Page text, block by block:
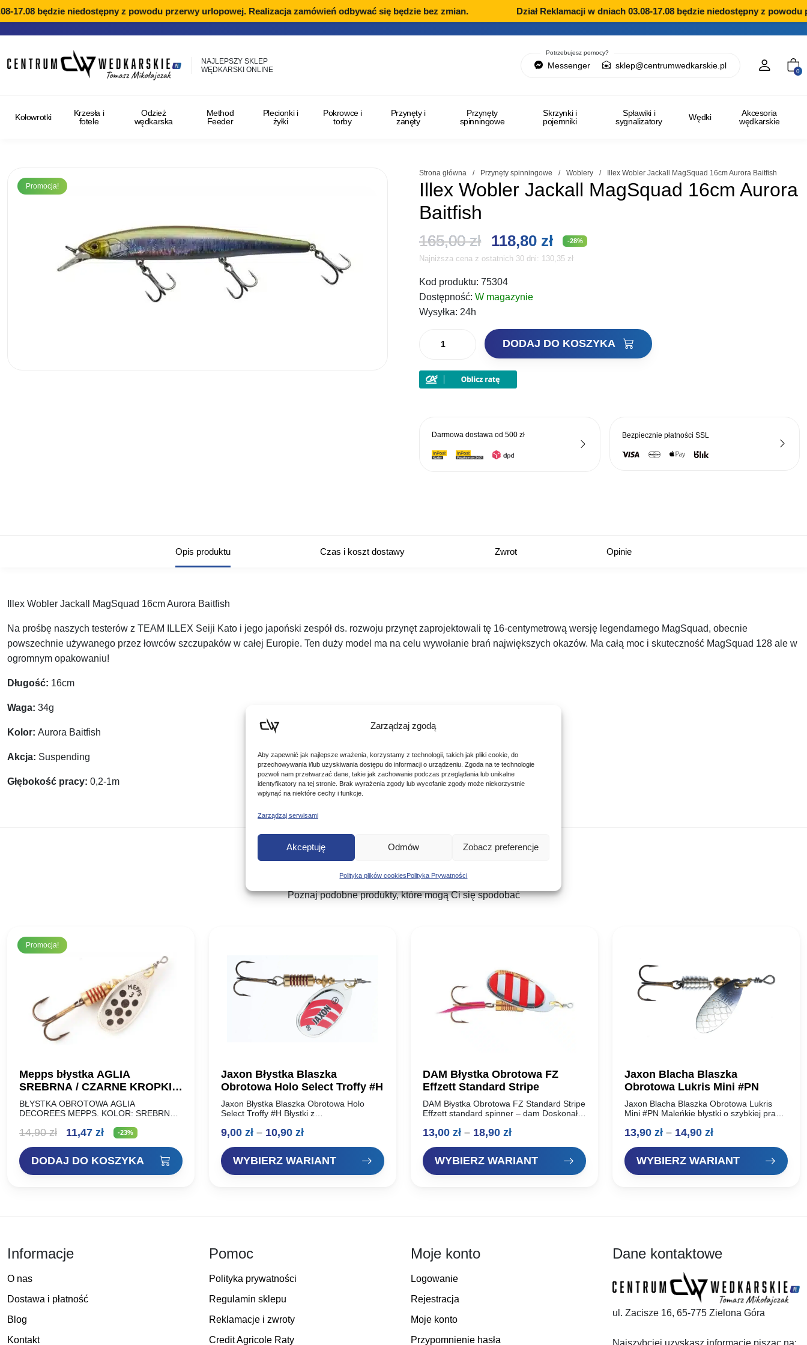
Zarządzaj zgodą
Aby zapewnić jak najlepsze wrażenia, korzystamy z technologii, takich jak pliki cookie, do
przechowywania i/lub uzyskiwania dostępu do informacji o urządzeniu. Zgoda na te technologie
pozwoli nam przetwarzać dane, takie jak zachowanie podczas przeglądania lub unikalne
identyfikatory na tej stronie. Brak wyrażenia zgody lub wycofanie zgody może niekorzystnie
wpłynąć na niektóre cechy i funkcje.
Zarządzaj serwisami
Akceptuję Odmów Zobacz preferencje
Polityka plików cookiesPolityka Prywatności
17.08 będzie niedostępny z powodu przerwy urlopowej. Realizacja zamówień odbywać się będzie bez zmian. Dział Reklamacji w dniach 03.08-17.08 będzie niedostępny z powodu
NAJLEPSZY SKLEP
WĘDKARSKI ONLINE
Potrzebujesz pomocy?
Messenger sklep@centrumwedkarskie.pl
0
Kołowrotki
Krzesła i
fotele
Odzież
wędkarska
Method
Feeder
Plecionki i
żyłki
Pokrowce i
torby
Przynęty i
zanęty
Przynęty
spinningowe
Skrzynki i
pojemniki
Spławiki i
sygnalizatory
Wędki
Akcesoria
wędkarskie
Promocja!
Strona główna / Przynęty spinningowe / Woblery / Illex Wobler Jackall MagSquad 16cm Aurora Baitfish
Illex Wobler Jackall MagSquad 16cm Aurora
Baitfish
165,00zł Pierwotna
cena
wynosiła:
118,80 złAktualna
cena
-28%
Najniższa cena z ostatnich 30 dni: 130,35 zł
Kod produktu:75304
Dostępność:W magazynie
Wysyłka:24h
Jackall
Baitfish
DODAJ DO KOSZYKA
Darmowa dostawa od500 zł Bezpiecznie płatnościSSL
Opis produktu Czas i koszt dostawy Zwrot Opinie
Illex Wobler Jackall MagSquad 16cm Aurora Baitfish
Na prośbę naszych testerów z TEAM ILLEX Seiji Kato i jego japoński zespół ds. rozwoju przynęt zaprojektowali tę 16-centymetrową wersję legendarnego MagSquad, obecnie
powszechnie używanego przez łowców szczupaków w całej Europie. Ten duży model ma na celu wywołanie brań największych okazów. Ma całą moc i skuteczność MagSquad 128 ale w
ogromnym opakowaniu!
Długość: 16cm
Waga: 34g
Kolor: Aurora Baitfish
Akcja: Suspending
Głębokość pracy: 0,2-1m
Podobne produkty
Poznaj podobne produkty, które mogą Ci się spodobać
Promocja!
Mepps błystka AGLIA
SREBRNA / CZARNE KROPKI
#1
BŁYSTKA OBROTOWA AGLIA
DECOREES MEPPS. KOLOR: SREBRNA
00 1,5 g NR 0 2,5 g NR 1 3,5 g NR…
14,90zł
Pierwotna
cena
wynosiła:
11,47 złAktualna
cena
wynosi:
-23%
DODAJ DO KOSZYKA
Jaxon Błystka Blaszka
Obrotowa Holo Select Troffy #H
Jaxon Błystka Blaszka Obrotowa Holo
Select Troffy #H Błystki z
skrzydełkiem.
9,00 zł – 10,90 złZakres
cen:
od
WYBIERZ WARIANT
DAM Błystka Obrotowa FZ
Effzett Standard Stripe
DAM Błystka Obrotowa FZ Standard Stripe
Effzett standard spinner – dam Doskonałe
oferta dla wymagających wędkarzy.
13,00 zł – 18,90 złZakres
cen:
od
WYBIERZ WARIANT
Jaxon Blacha Blaszka
Obrotowa Lukris Mini #PN
Jaxon Blacha Blaszka Obrotowa Lukris
Mini #PN Maleńkie błystki o szybkiej pracy
łowienia drapieżników polujących pod
na…
13,90 zł – 14,90 złZakres
cen:
od
WYBIERZ WARIANT
Informacje
O nas
Dostawa i płatność
Blog
Kontakt
Pomoc
Polityka prywatności
Regulamin sklepu
Reklamacje i zwroty
Credit Agricole Raty
Moje konto
Logowanie
Rejestracja
Moje konto
Przypomnienie hasła
Dane kontaktowe
ul. Zacisze 16, 65-775 Zielona Góra
Najszybciej uzyskasz informacje pisząc na: